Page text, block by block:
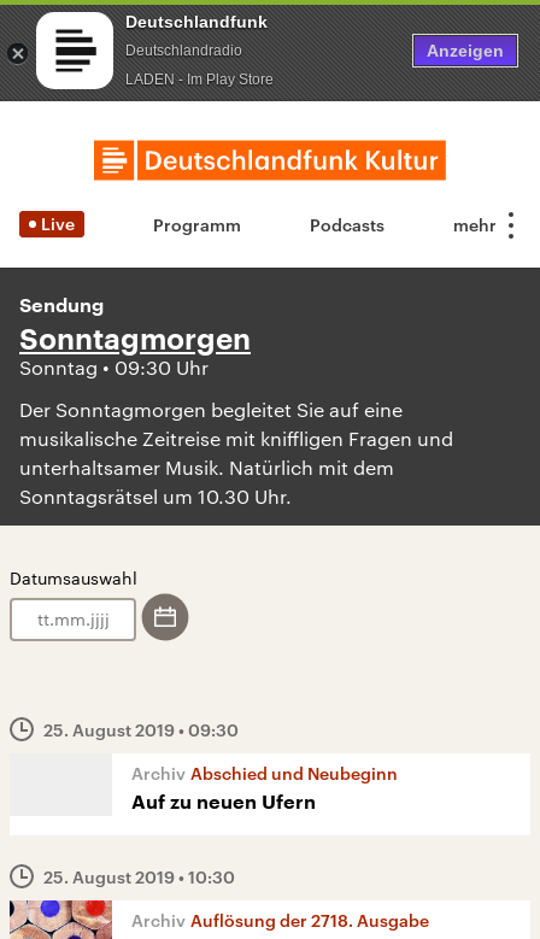
Deutschlandfunk
Deutschlandradio
LADEN - Im Play Store
Anzeigen
Live Programm Podcasts
Sendung
Sonntagmorgen
Sonntag • 09:30 Uhr
Der Sonntagmorgen begleitet Sie auf eine
musikalische Zeitreise mit kniffligen Fragen und
unterhaltsamer Musik. Natürlich mit dem
Sonntagsrätsel um 10.30 Uhr.
Datumsauswahl
.
.
25. August 2019• 09:30
Abschied und Neubeginn
Auf zu neuen Ufern
25. August 2019• 10:30
Auflösung der 2718. Ausgabe